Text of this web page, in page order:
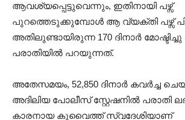
ആവശ്യപ്പെട്ടുവെന്നും, ഇതിനായി പഴ്സ്
പുറത്തെടുക്കുമ്പോൾ ആ വ്യക്തി പഴ്സ്
അതിലുണ്ടായിരുന്ന 170 ദിനാർ
പരാതിയിൽ പറയുന്നത്.
അതേസമയം, 52,850 ദിനാർ കവർച്ച
അദിലിയ പോലീസ് സ്റ്റേഷനിൽ പരാതി
കാരനായ കുവൈത്ത് സ്വദേശിയാണ്